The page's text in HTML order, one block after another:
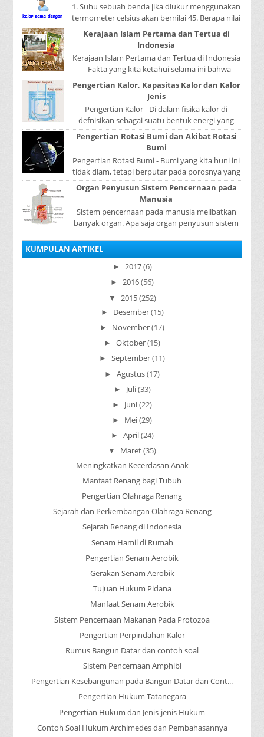
1. Suhu sebuah benda jika diukur menggunakan
termometer celsius akan bernilai 45. Berapa nilai
yang ditunjukkan oleh termometer Reamur, ...
Kerajaan Islam Pertama dan Tertua di
Indonesia
Kerajaan Islam Pertama dan Tertua di Indonesia
- Fakta yang kita ketahui selama ini bahwa
kerajaan Samudera Pasai merupakan kerajaan ...
Pengertian Kalor, Kapasitas Kalor dan Kalor
Jenis
Pengertian Kalor - Di dalam fisika kalor di
defnisikan sebagai suatu bentuk energi yang
dapat berpindah atau mengalir dari benda yang
...
Pengertian Rotasi Bumi dan Akibat Rotasi
Bumi
Pengertian Rotasi Bumi - Bumi yang kita huni ini
tidak diam, tetapi berputar pada porosnya yang
disebut rotasi bumi. Waktu yang diperlukan...
Organ Penyusun Sistem Pencernaan pada
Manusia
Sistem pencernaan pada manusia melibatkan
banyak organ. Apa saja organ penyusun sistem
pencernaan pada manusia ? Organ penyusun
KUMPULAN ARTIKEL
► 2017(6)
► 2016(56)
▼ 2015(252)
► Desember(15)
► November(17)
► Oktober(15)
► September(11)
► Agustus(17)
► Juli(33)
► Juni(22)
► Mei(29)
► April(24)
▼ Maret(35)
Meningkatkan Kecerdasan Anak
Manfaat Renang bagi Tubuh
Pengertian Olahraga Renang
Sejarah dan Perkembangan Olahraga Renang
Sejarah Renang di Indonesia
Senam Hamil di Rumah
Pengertian Senam Aerobik
Gerakan Senam Aerobik
Tujuan Hukum Pidana
Manfaat Senam Aerobik
Sistem Pencernaan Makanan Pada Protozoa
Pengertian Perpindahan Kalor
Rumus Bangun Datar dan contoh soal
Sistem Pencernaan Amphibi
Pengertian Kesebangunan pada Bangun Datar dan Cont...
Pengertian Hukum Tatanegara
Pengertian Hukum dan Jenis-jenis Hukum
Contoh Soal Hukum Archimedes dan Pembahasannya